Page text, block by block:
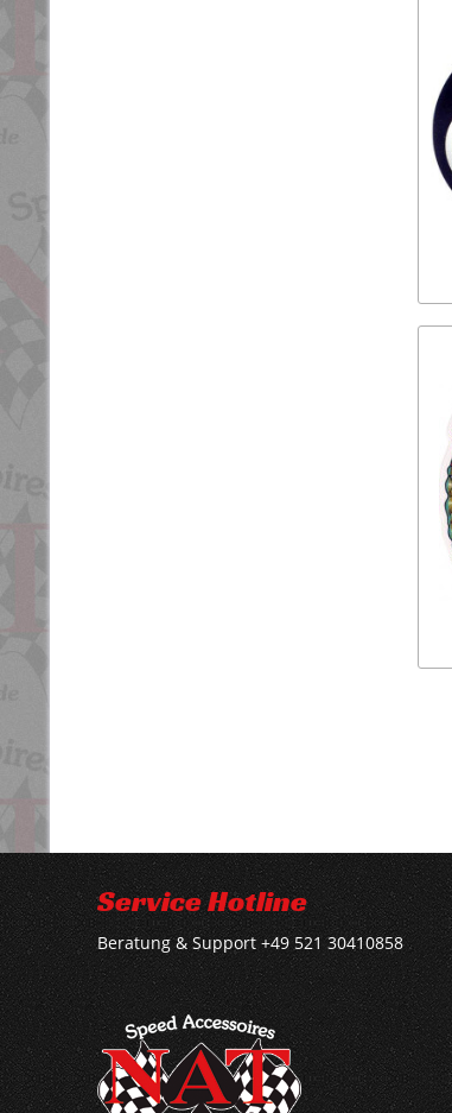
Service Hotline
Beratung & Support +49 521 30410858